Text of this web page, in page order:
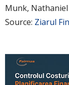
Munk, Nathaniel
Source: Ziarul